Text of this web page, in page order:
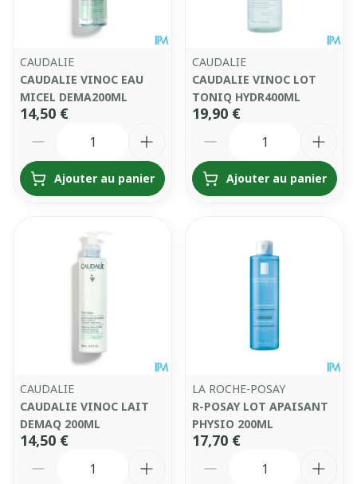
CAUDALIE
CAUDALIE VINOC EAU
MICEL DEMA200ML
14,50 €
Ajouter au panier
CAUDALIE
CAUDALIE VINOC LOT
TONIQ HYDR400ML
19,90 €
Ajouter au panier
CAUDALIE
CAUDALIE VINOC LAIT
DEMAQ 200ML
14,50 €
LA ROCHE-POSAY
R-POSAY LOT APAISANT
PHYSIO 200ML
17,70 €